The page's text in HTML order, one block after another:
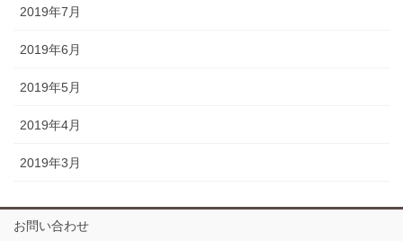
2019年7月
2019年6月
2019年5月
2019年4月
2019年3月
お問い合わせ